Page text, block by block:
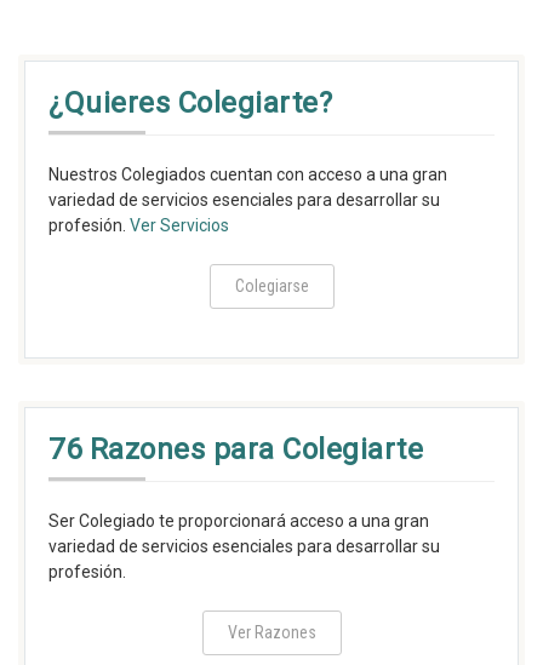
¿Quieres Colegiarte?
Nuestros Colegiados cuentan con acceso a una gran
variedad de servicios esenciales para desarrollar su
profesión. Ver Servicios
Colegiarse
76 Razones para Colegiarte
Ser Colegiado te proporcionará acceso a una gran
variedad de servicios esenciales para desarrollar su
profesión.
Ver Razones